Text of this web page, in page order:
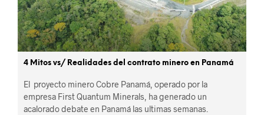
4 Mitos vs/ Realidades del contrato minero en Panamá
El proyecto minero Cobre Panamá, operado por la
empresa First Quantum Minerals, ha generado un
acalorado debate en Panamá las ultimas semanas.